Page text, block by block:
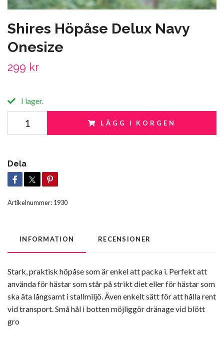
Shires Höpåse Delux Navy
Onesize
299 kr
I lager.
LÄGG I KORGEN
Dela
Artikelnummer: 1930
INFORMATION RECENSIONER
Stark, praktisk höpåse som är enkel att packa i. Perfekt att
använda för hästar som står på strikt diet eller för hästar som
ska äta långsamt i stallmiljö. Även enkelt sätt för att hålla rent
vid transport. Små hål i botten möjliggör dränage vid blött
gro